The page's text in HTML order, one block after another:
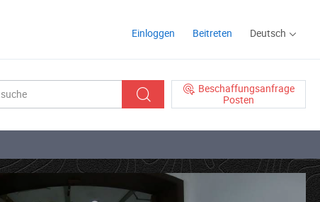
Einloggen Beitreten Deutsch
Beschaffungsanfrage
Posten